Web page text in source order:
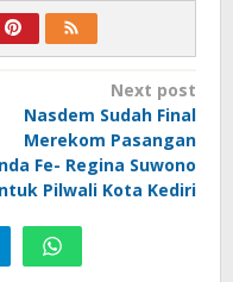
Next post
Nasdem Sudah Final
Merekom Pasangan
Fe- Regina Suwono
Pilwali Kota Kediri